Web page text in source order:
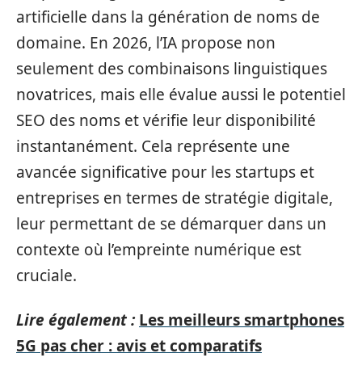
artificielle dans la génération de noms de
domaine. En 2026, l’IA propose non
seulement des combinaisons linguistiques
novatrices, mais elle évalue aussi le potentiel
SEO des noms et vérifie leur disponibilité
instantanément. Cela représente une
avancée significative pour les startups et
entreprises en termes de stratégie digitale,
leur permettant de se démarquer dans un
contexte où l’empreinte numérique est
cruciale.
Lire également : Les meilleurs smartphones
5G pas cher : avis et comparatifs